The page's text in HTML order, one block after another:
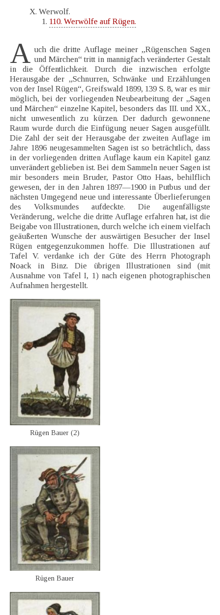
X. Werwolf.
110. Werwölfe auf Rügen.
A uch die dritte Auflage meiner „Rügenschen Sagen
und Märchen“ tritt in mannigfach veränderter Gestalt
in die Öffentlichkeit. Durch die inzwischen erfolgte
Herausgabe der „Schnurren, Schwänke und Erzählungen
von der Insel Rügen“, Greifswald 1899, 139 S. 8, war es mir
möglich, bei der vorliegenden Neubearbeitung der „Sagen
und Märchen“ einzelne Kapitel, besonders das III. und XX.,
nicht unwesentlich zu kürzen. Der dadurch gewonnene
Raum wurde durch die Einfügung neuer Sagen ausgefüllt.
Die Zahl der seit der Herausgabe der zweiten Auflage im
Jahre 1896 neugesammelten Sagen ist so beträchtlich, dass
in der vorliegenden dritten Auflage kaum ein Kapitel ganz
unverändert geblieben ist. Bei dem Sammeln neuer Sagen ist
mir besonders mein Bruder, Pastor Otto Haas, behilflich
gewesen, der in den Jahren 1897—1900 in Putbus und der
nächsten Umgegend neue und interessante Überlieferungen
des Volksmundes aufdeckte. Die augenfälligste
Veränderung, welche die dritte Auflage erfahren hat, ist die
Beigabe von Illustrationen, durch welche ich einem vielfach
geäußerten Wunsche der auswärtigen Besucher der Insel
Rügen entgegenzukommen hoffe. Die Illustrationen auf
Tafel V. verdanke ich der Güte des Herrn Photograph
Noack in Binz. Die übrigen Illustrationen sind (mit
Ausnahme von Tafel I, 1) nach eigenen photographischen
Aufnahmen hergestellt.
Rügen Bauer (2)
Rügen Bauer